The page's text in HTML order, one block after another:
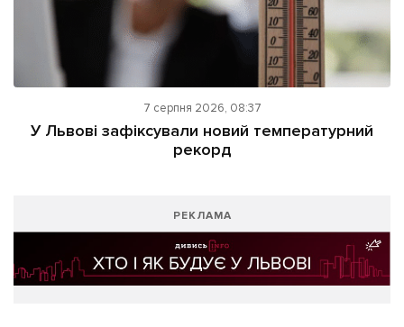
7 серпня 2026, 08:37
У Львові зафіксували новий температурний
рекорд
РЕКЛАМА